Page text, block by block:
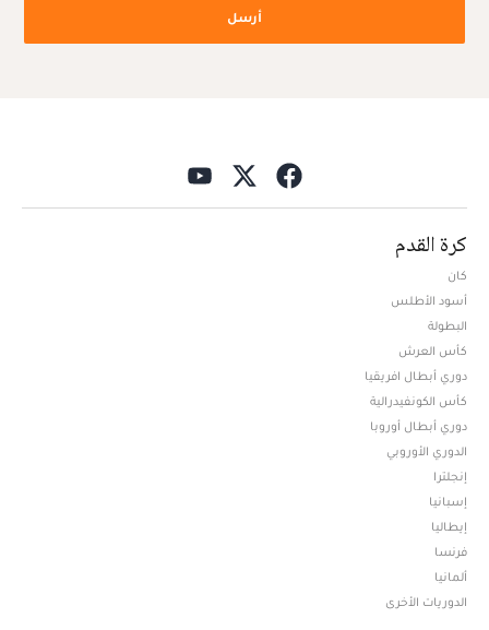
أرسل
كرة القدم
كان
أسود الأطلس
البطولة
كأس العرش
دوري أبطال افريقيا
كأس الكونفيدرالية
دوري أبطال أوروبا
الدوري الأوروبي
إنجلترا
إسبانيا
إيطاليا
فرنسا
ألمانيا
الدوريات الأخرى